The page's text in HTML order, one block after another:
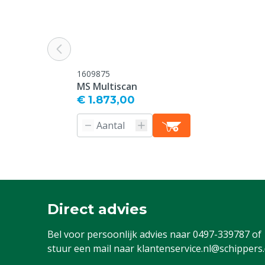
1609875
MS Multiscan
€ 1.873,00
Direct advies
Bel voor persoonlijk advies naar0497-339787of
stuur een mail naar